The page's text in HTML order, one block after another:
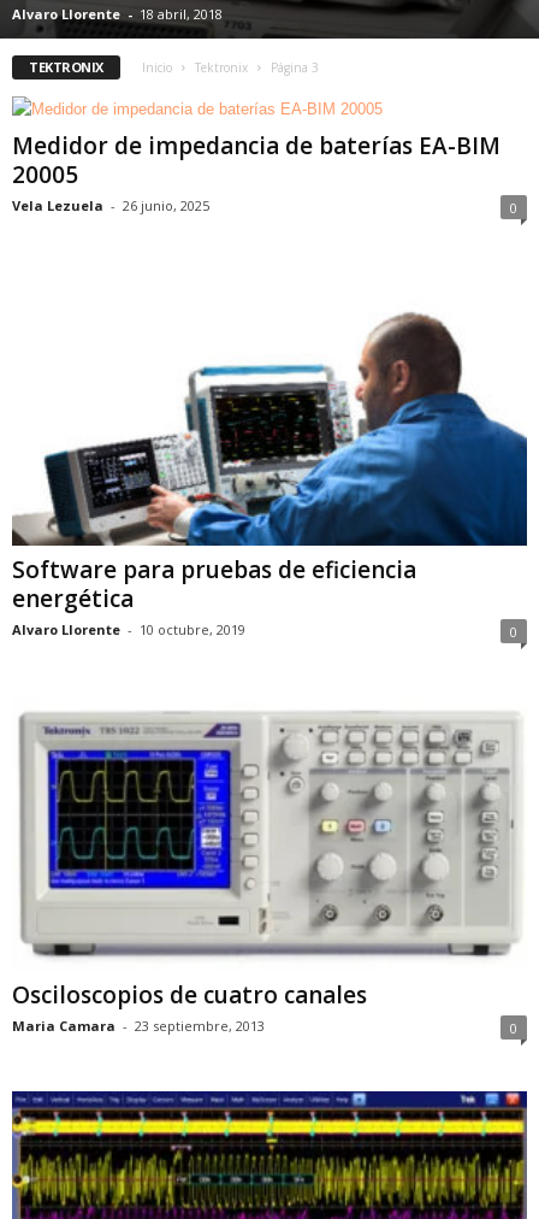
Alvaro Llorente - 18 abril, 2018
TEKTRONIX Inicio Tektronix Página 3
Medidor de impedancia de baterías EA-BIM
20005
Vela Lezuela - 26 junio, 2025 0
Software para pruebas de eficiencia
energética
Alvaro Llorente - 10 octubre, 2019 0
Osciloscopios de cuatro canales
Maria Camara - 23 septiembre, 2013 0